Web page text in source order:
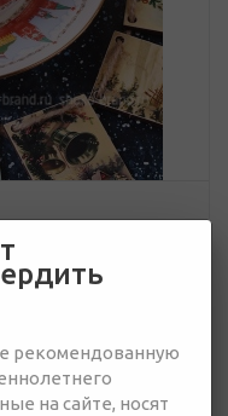
рекомендованную
на сайте, носят